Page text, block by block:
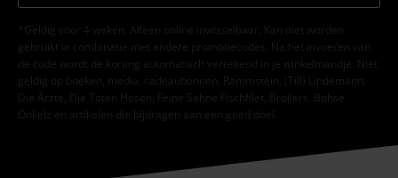
*Geldig voor 4 weken. Alleen online inwisselbaar. Kan niet worden
gebruikt in combinatie met andere promotiecodes. Na het invoeren van
de code wordt de korting automatisch verrekend in je winkelmandje. Niet
geldig op boeken, media, cadeaubonnen, Rammstein, (Till) Lindemann,
Die Ärzte, Die Toten Hosen, Feine Sahne Fischfilet, Broilers, Böhse
Onkelz en artikelen die bijdragen aan een goed doel.